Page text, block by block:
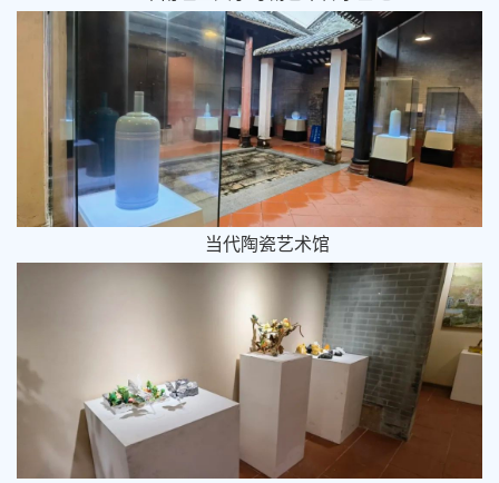
当代陶瓷艺术馆